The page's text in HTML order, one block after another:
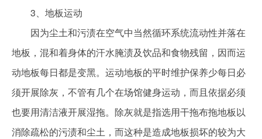
3、地板运动
因为尘土和污渍在空气中当然循环系统流动性并落在
地板，混和着身体的汗水腌渍及饮品和食物残留，因而运
动地板每日都是变黑。运动地板的平时维护保养少每日必
须开展除灰，不管有几个在场馆健身运动，而且依据必须
也要用清洁液开展湿拖。除灰就是指选用干拖布拖地板以
消除疏松的污渍和尘土，而这种是造成地板损坏的较为大